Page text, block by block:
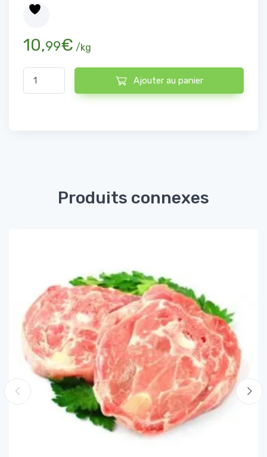
10,99€ /kg
quantité de Veau à l'os
Ajouter au panier
Produits connexes